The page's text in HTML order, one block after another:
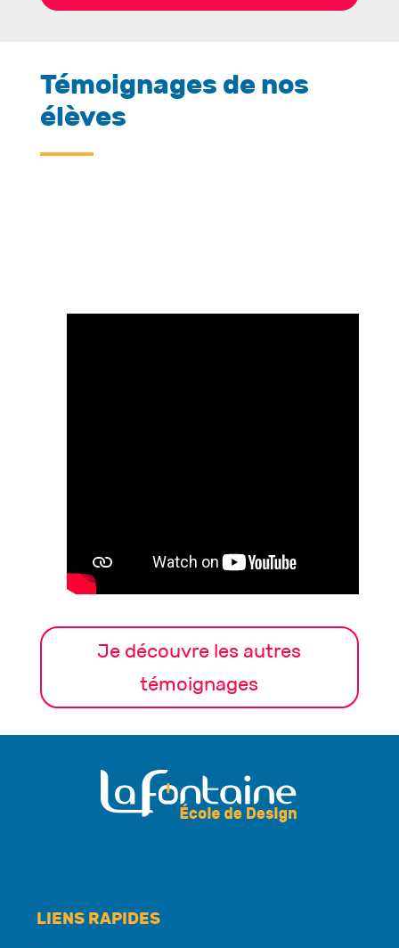
Témoignages de nos
élèves
Je découvre les autres
témoignages
LIENS RAPIDES